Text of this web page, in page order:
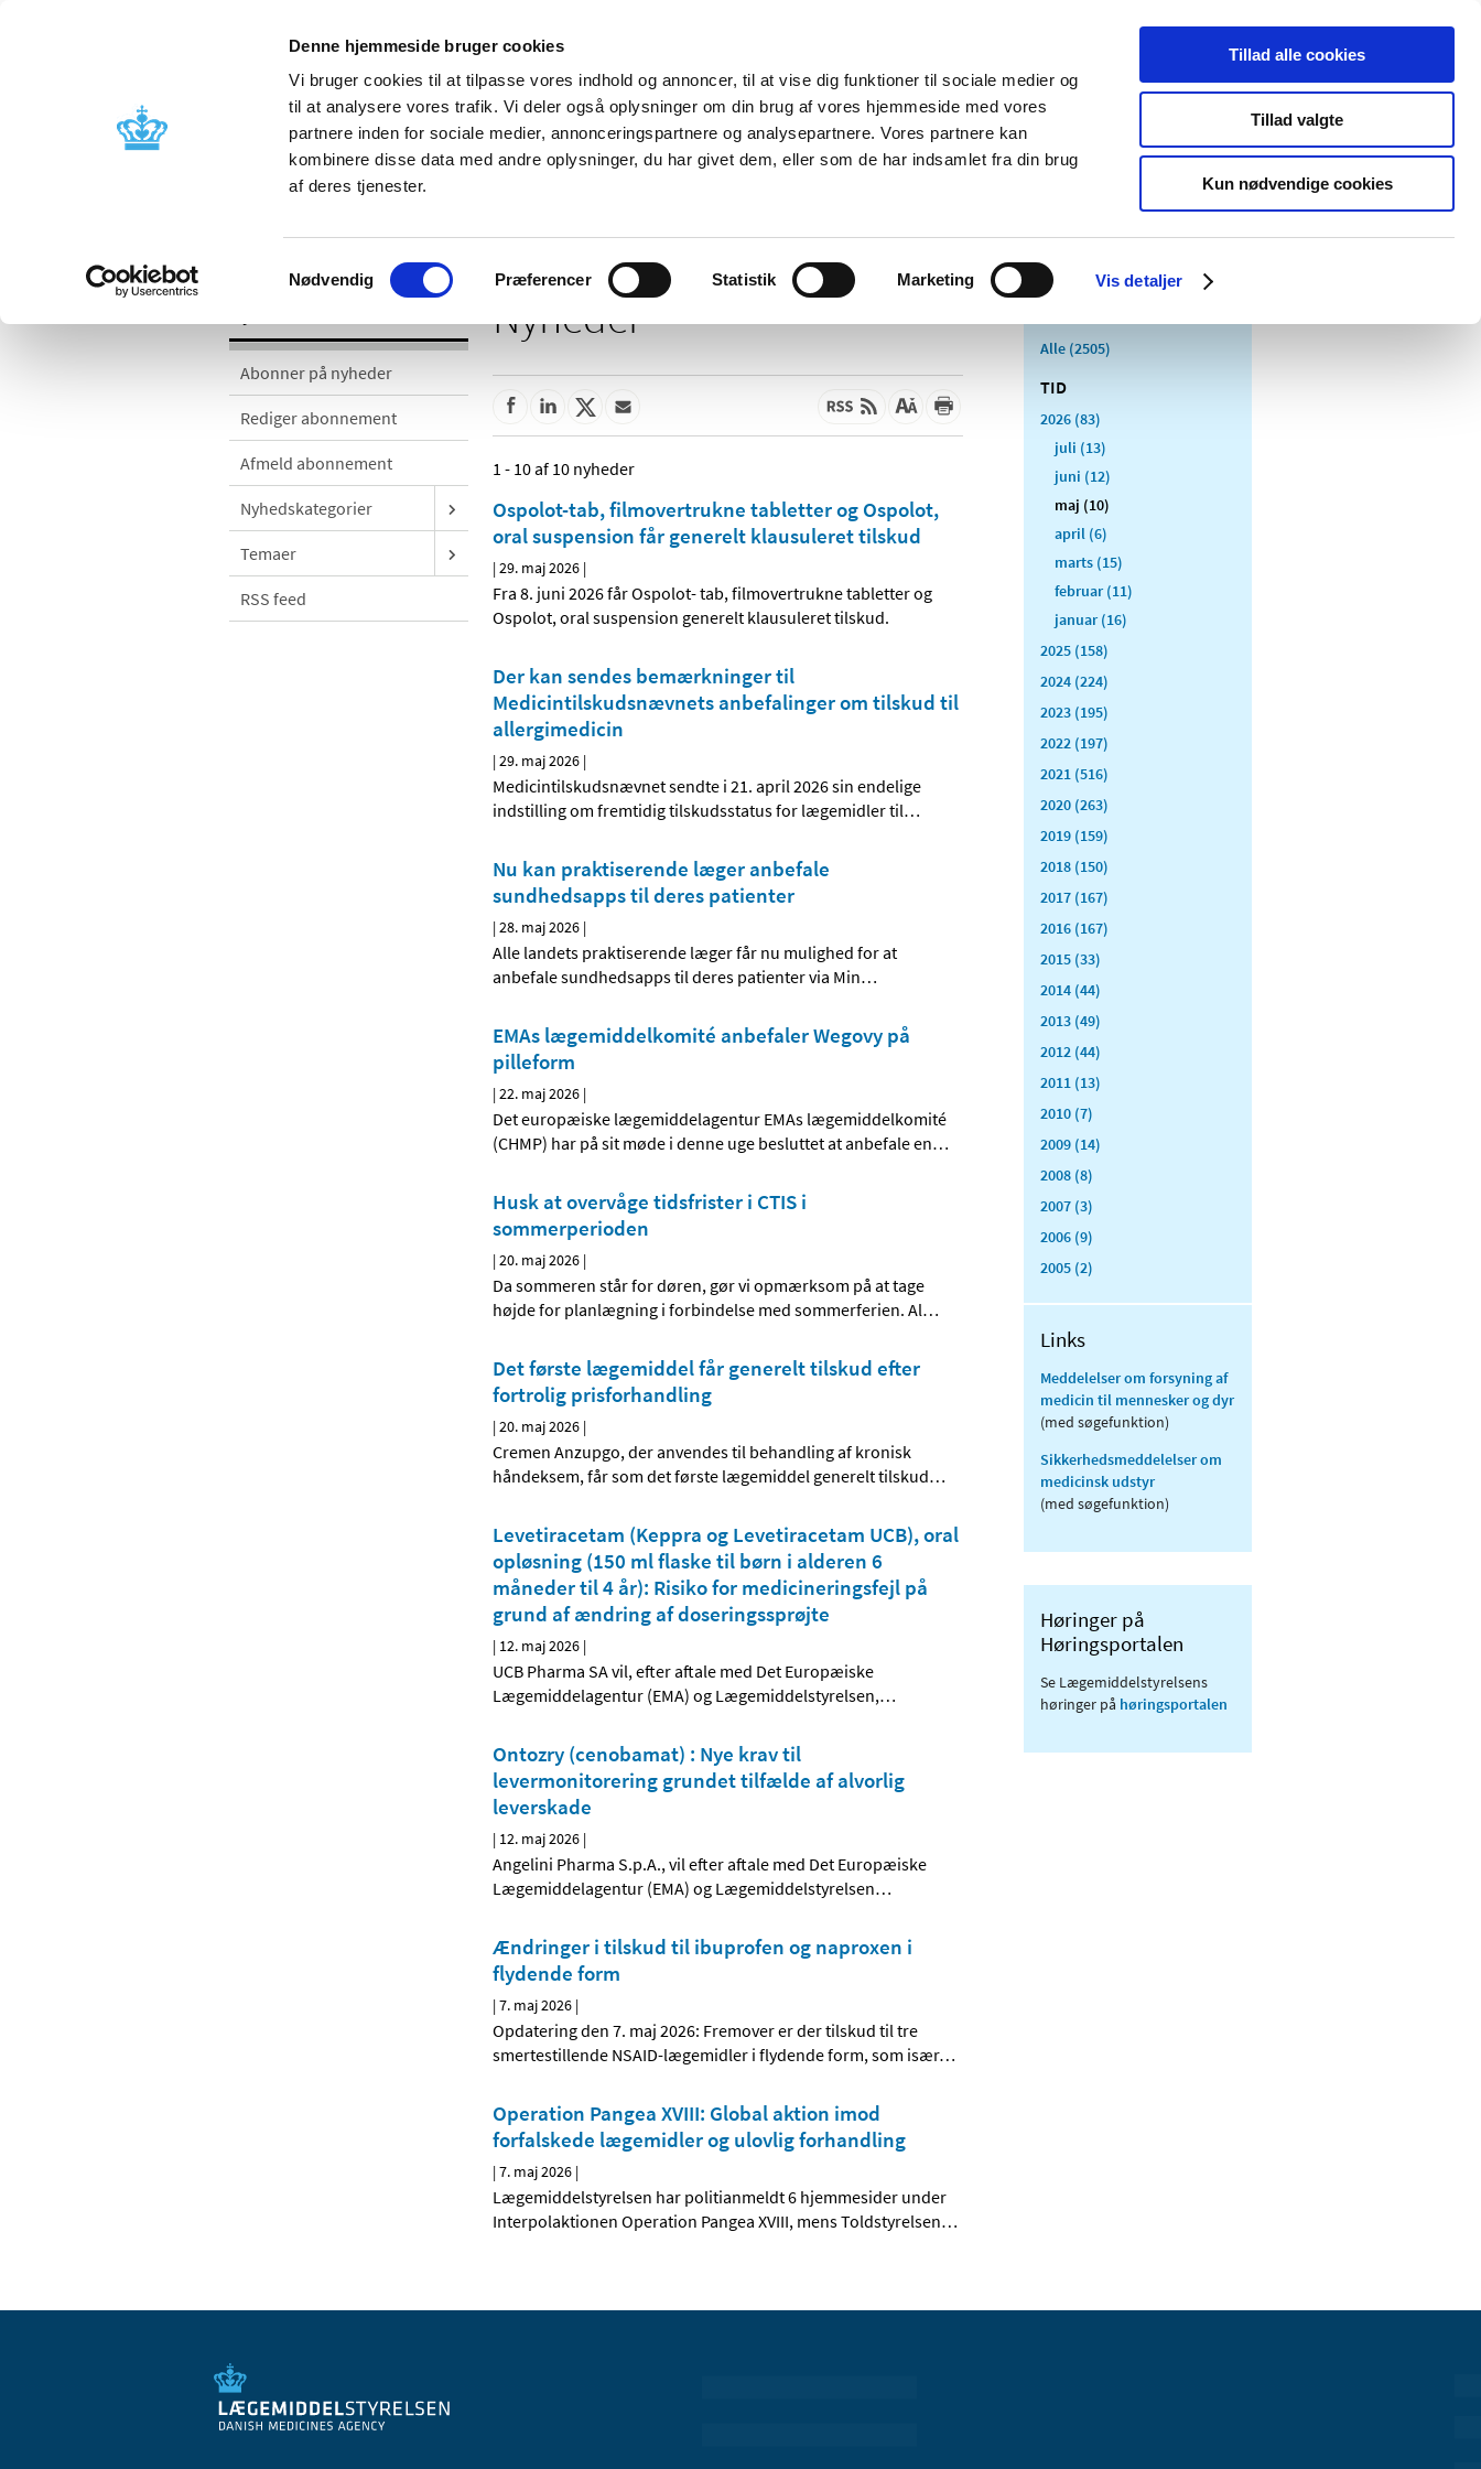
Denne hjemmeside bruger cookies
Vi bruger cookies til at tilpasse vores indhold og annoncer, til at vise dig funktioner til sociale medier og
til at analysere vores trafik. Vi deler også oplysninger om din brug af vores hjemmeside med vores
partnere inden for sociale medier, annonceringspartnere og analysepartnere. Vores partnere kan
kombinere disse data med andre oplysninger, du har givet dem, eller som de har indsamlet fra din brug
af deres tjenester.
Samtykkevalg
Nødvendig Præferencer Statistik Marketing Vis detaljer
Tillad alle cookies
Tillad valgte
Kun nødvendige cookies
Nyheder Om os Kontakt Udgivelser
Godkendelse og
Bivirkninger og
produktinformation
Tilskud og
Apoteker og salg af
Medicinsk
Særlige
produktområder
Abonner på nyheder
Rediger abonnement
Afmeld abonnement
Nyhedskategorier
Temaer
RSS feed
Nyheder
1 - 10 af 10 nyheder
Ospolot-tab, filmovertrukne tabletter og Ospolot,
oral suspension får generelt klausuleret tilskud
|29. maj 2026 |
Fra 8. juni 2026 får Ospolot- tab, filmovertrukne tabletter og
Ospolot, oral suspension generelt klausuleret tilskud.
Der kan sendes bemærkninger til
Medicintilskudsnævnets anbefalinger om tilskud til
allergimedicin
|29. maj 2026 |
Medicintilskudsnævnet sendte i 21. april 2026 sin endelige
indstilling om fremtidig tilskudsstatus for lægemidler til…
Nu kan praktiserende læger anbefale
sundhedsapps til deres patienter
|28. maj 2026 |
Alle landets praktiserende læger får nu mulighed for at
anbefale sundhedsapps til deres patienter via Min…
EMAs lægemiddelkomité anbefaler Wegovy på
pilleform
|22. maj 2026 |
Det europæiske lægemiddelagentur EMAs lægemiddelkomité
(CHMP) har på sit møde i denne uge besluttet at anbefale en…
Husk at overvåge tidsfrister i CTIS i
sommerperioden
|20. maj 2026 |
Da sommeren står for døren, gør vi opmærksom på at tage
højde for planlægning i forbindelse med sommerferien. Al…
Det første lægemiddel får generelt tilskud efter
fortrolig prisforhandling
|20. maj 2026 |
Cremen Anzupgo, der anvendes til behandling af kronisk
håndeksem, får som det første lægemiddel generelt tilskud…
Levetiracetam (Keppra og Levetiracetam UCB), oral
opløsning (150 ml flaske til børn i alderen 6
måneder til 4 år): Risiko for medicineringsfejl på
grund af ændring af doseringssprøjte
| 12. maj 2026 |
UCB Pharma SA vil, efter aftale med Det Europæiske
Lægemiddelagentur (EMA) og Lægemiddelstyrelsen,…
Ontozry (cenobamat) : Nye krav til
levermonitorering grundet tilfælde af alvorlig
leverskade
| 12. maj 2026 |
Angelini Pharma S.p.A., vil efter aftale med Det Europæiske
Lægemiddelagentur (EMA) og Lægemiddelstyrelsen…
Ændringer i tilskud til ibuprofen og naproxen i
flydende form
|7. maj 2026 |
Opdatering den 7. maj 2026: Fremover er der tilskud til tre
smertestillende NSAID-lægemidler i flydende form, som især…
Operation Pangea XVIII: Global aktion imod
forfalskede lægemidler og ulovlig forhandling
|7. maj 2026 |
Lægemiddelstyrelsen har politianmeldt 6 hjemmesider under
Interpolaktionen Operation Pangea XVIII, mens Toldstyrelsen…
Alle (2505)
TID
2026 (83)
juli (13)
juni (12)
maj (10)
april (6)
marts (15)
februar (11)
januar (16)
2025 (158)
2024 (224)
2023 (195)
2022 (197)
2021 (516)
2020 (263)
2019 (159)
2018 (150)
2017 (167)
2016 (167)
2015 (33)
2014 (44)
2013 (49)
2012 (44)
2011 (13)
2010 (7)
2009 (14)
2008 (8)
2007 (3)
2006 (9)
2005 (2)
Links
Meddelelser om forsyning af
medicin til mennesker og dyr
(med søgefunktion)
Sikkerhedsmeddelelser om
medicinsk udstyr
(med søgefunktion)
Høringer på
Høringsportalen
Se Lægemiddelstyrelsens
høringer på høringsportalen